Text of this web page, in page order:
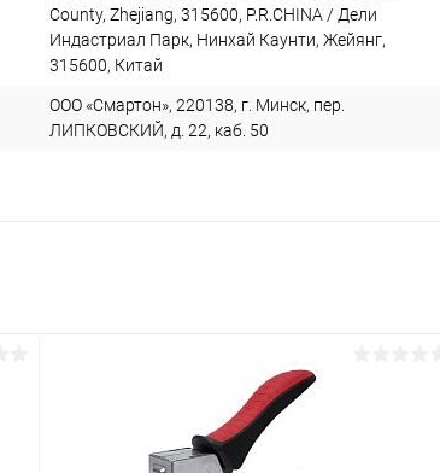
County, Zhejiang, 315600, P.R.CHINA / Дели
Индастриал Парк, Нинхай Каунти, Жейянг,
315600, Китай
ООО «Смартон», 220138, г. Минск, пер.
ЛИПКОВСКИЙ, д. 22, каб. 50